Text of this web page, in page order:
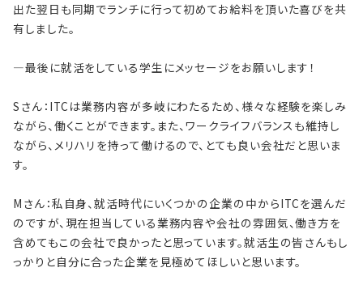
出た翌日も同期でランチに行って初めてお給料を頂いた喜びを共
有しました。
―最後に就活をしている学生にメッセージをお願いします！
Sさん： ITCは業務内容が多岐にわたるため、様々な経験を楽しみ
ながら、働くことができます。また、ワークライフバランスも維持し
ながら、メリハリを持って働けるので、とても良い会社だと思いま
す。
Mさん：私自身、就活時代にいくつかの企業の中からITCを選んだ
のですが、現在担当している業務内容や会社の雰囲気、働き方を
含めてもこの会社で良かったと思っています。就活生の皆さんもし
っかりと自分に合った企業を見極めてほしいと思います。